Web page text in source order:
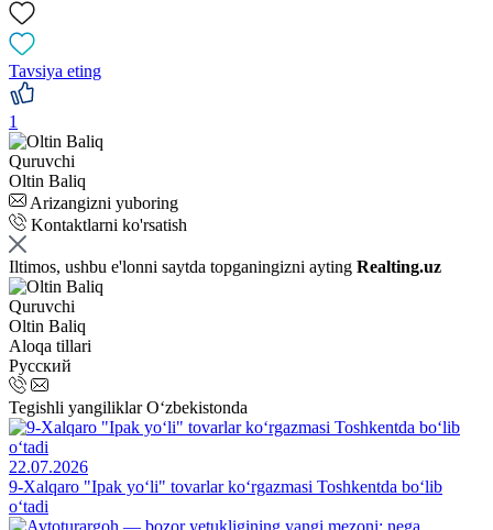
Tavsiya eting
1
Quruvchi
Oltin Baliq
Arizangizni yuboring
Kontaktlarni ko'rsatish
Iltimos, ushbu e'lonni saytda topganingizni ayting Realting.uz
Quruvchi
Oltin Baliq
Aloqa tillari
Русский
Tegishli yangiliklar O‘zbekistonda
22.07.2026
9-Xalqaro "Ipak yo‘li" tovarlar ko‘rgazmasi Toshkentda bo‘lib
o‘tadi